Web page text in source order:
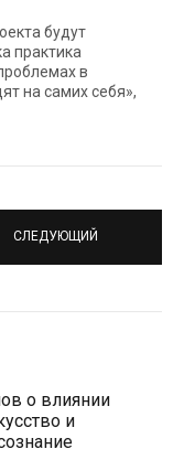
будут
практика
в
на самих себя»,
СЛЕДУЮЩИЙ
о влиянии
и